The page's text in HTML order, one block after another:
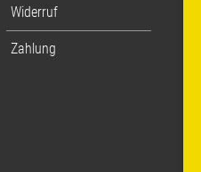
Widerruf
Zahlung